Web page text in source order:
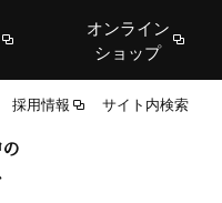
オンライン
ショップ
採用情報 サイト内検索